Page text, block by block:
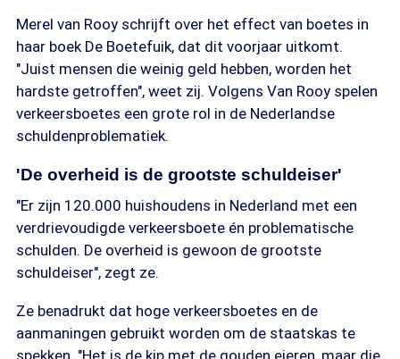
Merel van Rooy schrijft over het effect van boetes in
haar boek De Boetefuik, dat dit voorjaar uitkomt.
"Juist mensen die weinig geld hebben, worden het
hardste getroffen", weet zij. Volgens Van Rooy spelen
verkeersboetes een grote rol in de Nederlandse
schuldenproblematiek.
'De overheid is de grootste schuldeiser'
"Er zijn 120.000 huishoudens in Nederland met een
verdrievoudigde verkeersboete én problematische
schulden. De overheid is gewoon de grootste
schuldeiser", zegt ze.
Ze benadrukt dat hoge verkeersboetes en de
aanmaningen gebruikt worden om de staatskas te
spekken. "Het is de kip met de gouden eieren, maar die